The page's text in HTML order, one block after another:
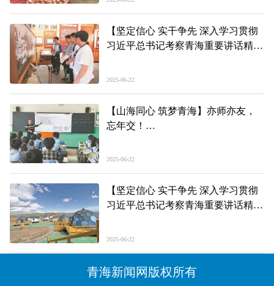
·“政”能量（六）
【坚定信心 实干争先 深入学习贯彻
习近平总书记考察青海重要讲话精神
2025-06-22
【山海同心 筑梦青海】亦师亦友，
忘年交！
2025-06-22
【坚定信心 实干争先 深入学习贯彻
习近平总书记考察青海重要讲话精
2025-06-22
青海新闻网版权所有